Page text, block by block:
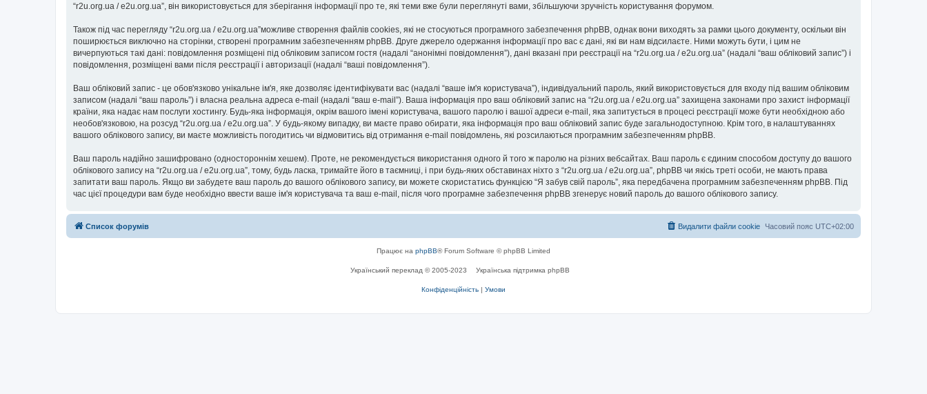
“r2u.org.ua / e2u.org.ua”, він використовується для зберігання інформації про те, які теми вже були переглянуті вами, збільшуючи зручність користування форумом.
Також під час перегляду “r2u.org.ua / e2u.org.ua”можливе створення файлів cookies, які не стосуються програмного забезпечення phpBB, однак вони виходять за рамки цього документу, оскільки він
поширюється виключно на сторінки, створені програмним забезпеченням phpBB. Друге джерело одержання інформації про вас є дані, які ви нам відсилаєте. Ними можуть бути, і цим не
вичерпуються такі дані: повідомлення розміщені під обліковим записом гостя (надалі “анонімні повідомлення”), дані вказані при реєстрації на “r2u.org.ua / e2u.org.ua” (надалі “ваш обліковий запис”) і
повідомлення, розміщені вами після реєстрації і авторизації (надалі “ваші повідомлення”).
Ваш обліковий запис - це обов'язково унікальне ім'я, яке дозволяє ідентифікувати вас (надалі “ваше ім'я користувача”), індивідуальний пароль, який використовується для входу під вашим обліковим
записом (надалі “ваш пароль”) і власна реальна адреса e-mail (надалі “ваш e-mail”). Ваша інформація про ваш обліковий запис на “r2u.org.ua / e2u.org.ua” захищена законами про захист інформації
країни, яка надає нам послуги хостингу. Будь-яка інформація, окрім вашого імені користувача, вашого паролю і вашої адреси e-mail, яка запитується в процесі реєстрації може бути необхідною або
необов'язковою, на розсуд “r2u.org.ua / e2u.org.ua”. У будь-якому випадку, ви маєте право обирати, яка інформація про ваш обліковий запис буде загальнодоступною. Крім того, в налаштуваннях
вашого облікового запису, ви маєте можливість погодитись чи відмовитись від отримання e-mail повідомлень, які розсилаються програмним забезпеченням phpBB.
Ваш пароль надійно зашифровано (одностороннім хешем). Проте, не рекомендується використання одного й того ж паролю на різних вебсайтах. Ваш пароль є єдиним способом доступу до вашого
облікового запису на “r2u.org.ua / e2u.org.ua”, тому, будь ласка, тримайте його в таємниці, і при будь-яких обставинах ніхто з “r2u.org.ua / e2u.org.ua”, phpBB чи якісь треті особи, не мають права
запитати ваш пароль. Якщо ви забудете ваш пароль до вашого облікового запису, ви можете скористатись функцією “Я забув свій пароль”, яка передбачена програмним забезпеченням phpBB. Під
час цієї процедури вам буде необхідно ввести ваше ім'я користувача та ваш e-mail, після чого програмне забезпечення phpBB згенерує новий пароль до вашого облікового запису.
Список форумів Часовий пояс UTC+02:00
Видалити файли cookie
Працює на phpBB® Forum Software © phpBB Limited
Український переклад © 2005-2023 Українська підтримка phpBB
Конфіденційність | Умови